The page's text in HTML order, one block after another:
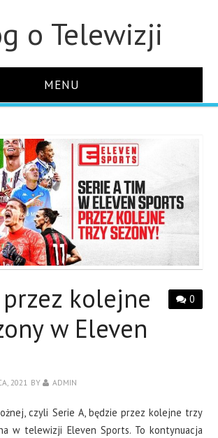
o Telewizji
MENU
0
kolejne
w Eleven
2021 BY ADMIN
czyli Serie A, będzie przez kolejne trzy
w telewizji Eleven Sports. To kontynuacja